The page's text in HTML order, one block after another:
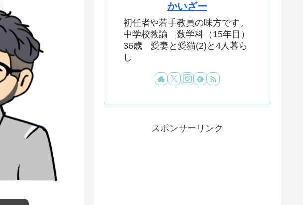
かいざー
初任者や若手教員の味方です。
中学校教諭 数学科（15年目）
36歳 愛妻と愛猫(2)と4人暮ら
し
スポンサーリンク